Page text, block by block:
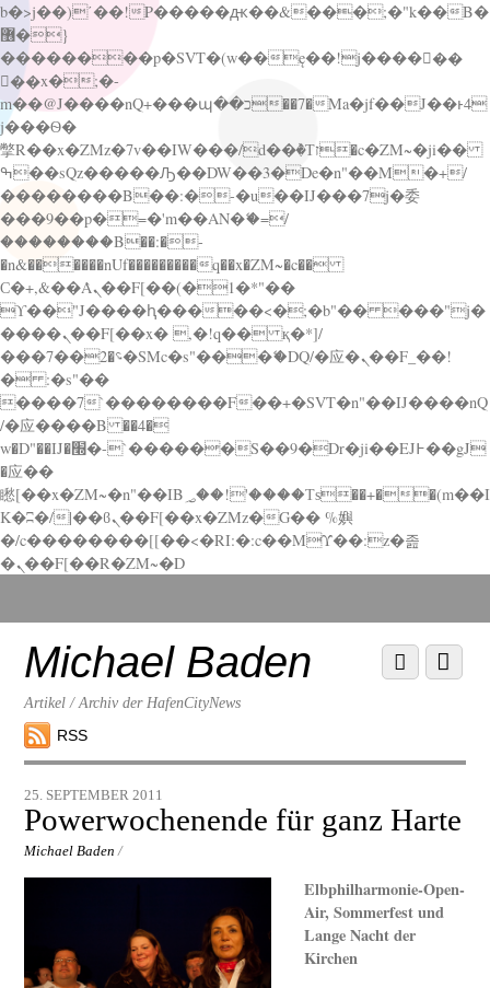
b�>j��)΄��!P�����ԫ��&���;�"k��B�
޶�}
��������p�SVT�(w��ę��!j������
��x�;�-
m��@J����nQ+���պ��כ��7�Ma�jf��J��ͱ4
j���Ѳ�
撆R��x�ZMz�7v��IW���/d��ٞ�Тז�c�ZM~�ji��
ߒ��sQz�����Ԡ��DW��3�De�n"��M�+/
��������B��:�-�u��IJ���7j�委
���9��p�=�'m��AN�ޭ�=/
��������B��:�-
�n&������nUf���������q��x�ZM~�c��
Ϲ�+,&��Ὰܢ��F[��(�1�*"��
ϒ��"J����ԧ�����<�;�b"�� ���"j�
����ܢ��F[��x� ,�!q�� қ�*]/
���؝�2��7�SMc�s"���ޭ�DQ/�应�ܢ��F_��!
� :�s"��
����7`��������F��+�SVT�n"��IJ����nQ
/�应����B ��4�
w�D"��IJ�׭�-`������S��9�Dr�ji��EJ߅��gJ
�应��
矁[��x�ZM~�n"��IB؃��!'����Тѕ��+��(m��I
K�ʭ�/|��ϐܢ��F[��x�ZMz�G�� %嬩
�/c��������[[��<�RI:�:c��MΎ��:z�졾
�ܢ��F[��R�ZM~�D
down
contentMichael Baden
Artikel / Archiv der HafenCityNews
RSS
Menu
Scroll
down
25. SEPTEMBER 2011
Powerwochenende für ganz Harte
Michael Baden /
Elbphilharmonie-Open-
Air, Sommerfest und
Lange Nacht der
Kirchen